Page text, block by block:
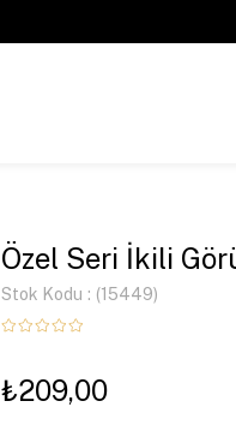
Özel Seri İkili
Stok Kodu (15449)
₺209,00